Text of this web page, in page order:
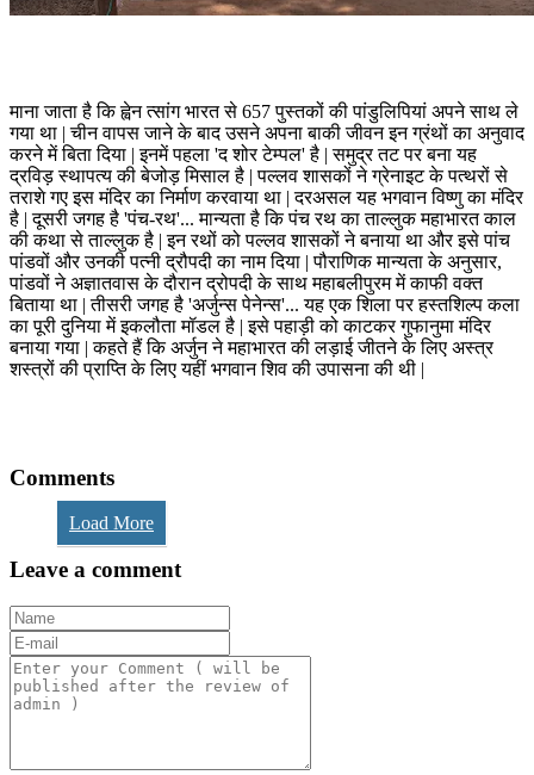
माना जाता है कि ह्वेन त्सांग भारत से 657 पुस्तकों की पांडुलिपियां अपने साथ ले
गया था | चीन वापस जाने के बाद उसने अपना बाकी जीवन इन ग्रंथों का अनुवाद
करने में बिता दिया | इनमें पहला 'द शोर टेम्पल' है | समुद्र तट पर बना यह
द्रविड़ स्थापत्य की बेजोड़ मिसाल है | पल्लव शासकों ने ग्रेनाइट के पत्थरों से
तराशे गए इस मंदिर का निर्माण करवाया था | दरअसल यह भगवान विष्णु का मंदिर
है | दूसरी जगह है 'पंच-रथ'... मान्‍यता है कि पंच रथ का ताल्लुक महाभारत काल
की कथा से ताल्‍लुक है | इन रथों को पल्लव शासकों ने बनाया था और इसे पांच
पांडवों और उनकी पत्नी द्रौपदी का नाम दिया | पौराणिक मान्‍यता के अनुसार,
पांडवों ने अज्ञातवास के दौरान द्रोपदी के साथ महाबलीपुरम में काफी वक्त
बिताया था | तीसरी जगह है 'अर्जुन्स पेनेन्स'... यह एक शिला पर हस्तशिल्प कला
का पूरी दुनिया में इकलौता मॉडल है | इसे पहाड़ी को काटकर गुफानुमा मंदिर
बनाया गया | कहते हैं कि अर्जुन ने महाभारत की लड़ाई जीतने के लिए अस्त्र
शस्त्रों की प्राप्ति के लिए यहीं भगवान शिव की उपासना की थी |
Comments
Load More
Leave a comment